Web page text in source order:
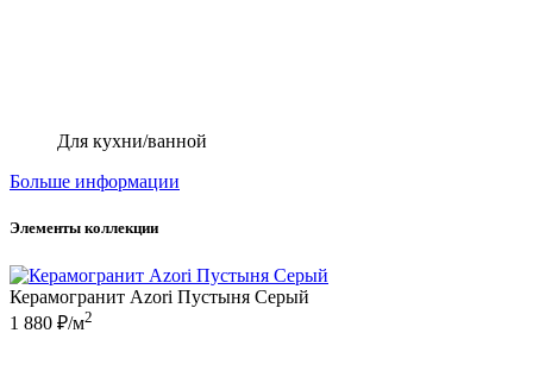
Для кухни/ванной
Больше информации
Элементы коллекции
Керамогранит Azori Пустыня Серый
1 880 ₽/м2